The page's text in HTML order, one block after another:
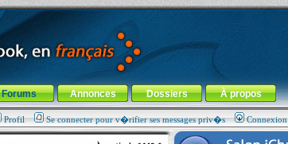
Forums Annonces Dossiers À propos
Profil Se connecter pour v�rifier ses messages priv�s Connexion